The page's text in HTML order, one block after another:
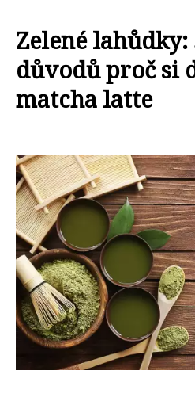
Zelené
důvodů proč si
matcha latte